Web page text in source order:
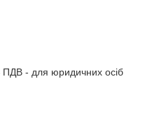
ПДВ - для юридичних осіб